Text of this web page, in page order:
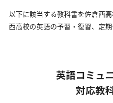
以下に該当する教科書を佐倉西高
西高校の英語の予習・復習、定
英語コミュ
対応教